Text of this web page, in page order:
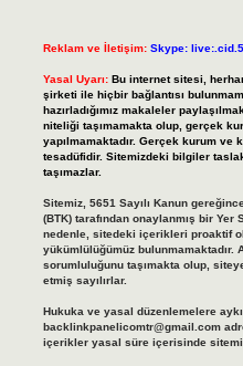
Reklam ve İletişim: Skype:
Yasal Uyarı: Bu internet sitesi,
şirketi ile hiçbir bağlantısı
hazırladığımız makaleler
niteliği taşımamakta olup, gerçek
yapılmamaktadır. Gerçek kurum
tesadüfidir. Sitemizdeki bilgiler
taşımazlar.
Sitemiz, 5651 Sayılı Kanun
(BTK) tarafından onaylanmış bir Yer
nedenle, sitedeki içerikleri proaktif
yükümlülüğümüz bulunmamaktadır.
sorumluluğunu taşımakta olup,
etmiş sayılırlar.
Hukuka ve yasal düzenlemelere
backlinkpanelicomtr@gmail.com
içerikler yasal süre içerisinde